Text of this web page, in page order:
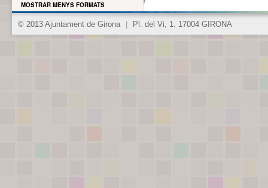
MOSTRAR MENYS FORMATS
© 2013 Ajuntament de Girona Pl. del Vi, 1. 17004 GIRONA